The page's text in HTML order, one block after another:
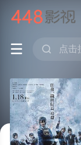
 
很差
较